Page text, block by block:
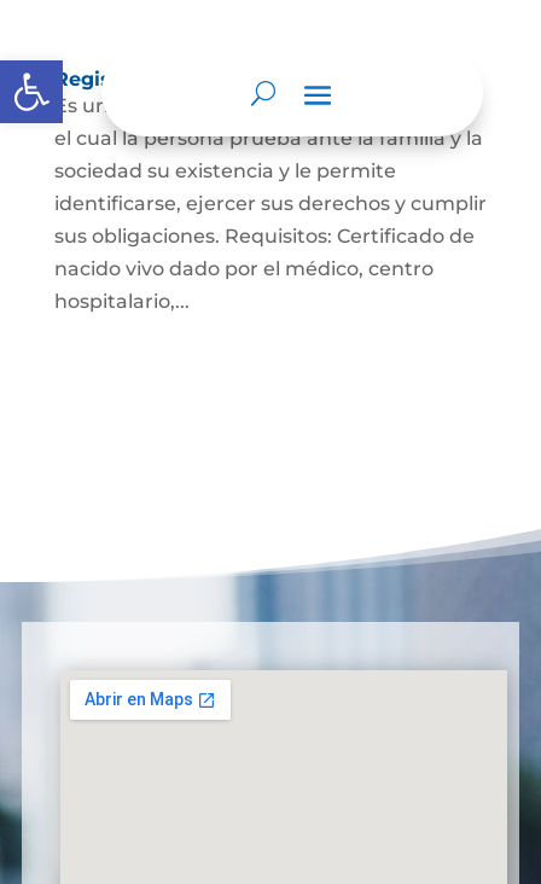
Abrir barra de herramientas
Registro Civil de Nacimiento
Es un documento indispensable mediante
el cual la persona prueba ante la familia y la
sociedad su existencia y le permite
identificarse, ejercer sus derechos y cumplir
sus obligaciones. Requisitos: Certificado de
nacido vivo dado por el médico, centro
hospitalario,...